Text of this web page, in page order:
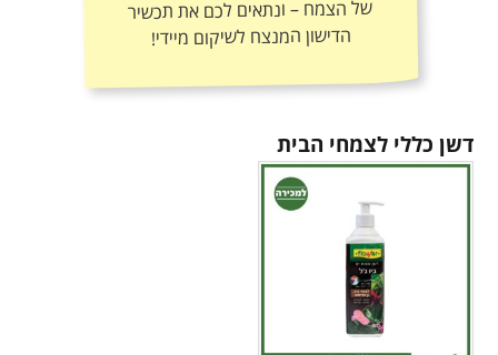
הדישון המנצח לשיקום מיידי!
דשן כללי לצמחי הבית